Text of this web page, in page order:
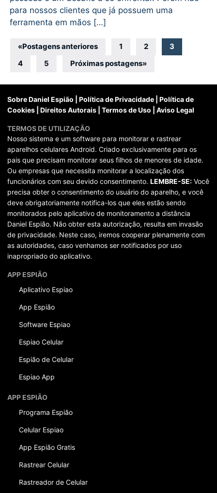
para nossos clientes que já possuem uma
ferramenta em mãos […]
Navegação
por
posts
«Postagens anteriores 1 2
3
4
5 Próximas postagens»
Sobre Daniel Espião Política de Privacidade
Política de
Cookies
Direitos Autorais Termos de Uso Aviso Legal
TERMOS DE UTILIZAÇÃO
Nosso sistema e um software para monitorar e rastrear
aparelhos celulares Android. Criado exclusivamente para os
pais que precisam monitorar seus filhos de menores de idade.
Ou empresas que necessita monitorar a localização dos
funcionários com seu devido consentimento. LEMBRE-SE: Você
precisa obter o consentimento do usuário do aparelho, e você
deve obrigatoriamente notifica-los que eles estão sendo
monitorados pelo aplicativo de monitoramento a distância
Daniel Espião. Não obter esta autorização, resulta em invasão
de privacidade. Neste caso, iremos cooperar plenamente com
as autoridades, caso venhamos ser notificados por uso
inapropriado do aplicativo.
APP ESPIÃO
Aplicativo Espiao
App Espião
Software Espiao
Espiao Celular
Espião de Celular
Espiao App
APP ESPIÃO
Programa Espião
Celular Espiao
App Espião Gratis
Rastrear Celular
Rastreador de Celular